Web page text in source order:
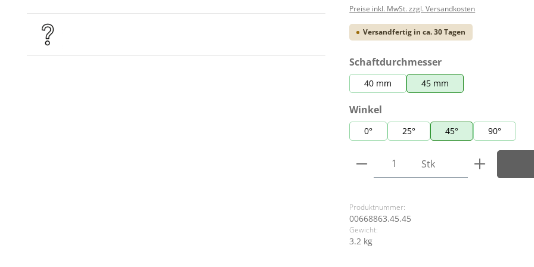
Preise inkl. MwSt. zzgl. Versandkosten
Versandfertig in ca. 30 Tagen
Schaftdurchmesserauswählen
40 mm 45 mm
Winkel
0° 25° 45° 90°
Produkt Anzahl: Gib den
Stk
Produktnummer:
00668863.45.45
Gewicht:
3.2 kg